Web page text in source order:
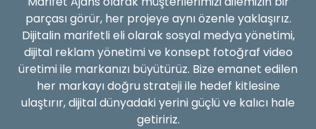
parçası görür, her projeye aynı özenle yaklaşırız.
Dijitalin marifetli eli olarak sosyal medya yönetimi,
dijital reklam yönetimi ve konsept fotoğraf video
üretimi ile markanızı büyütürüz. Bize emanet edilen
her markayı doğru strateji ile hedef kitlesine
ulaştırır, dijital dünyadaki yerini güçlü ve kalıcı hale
getiririz.